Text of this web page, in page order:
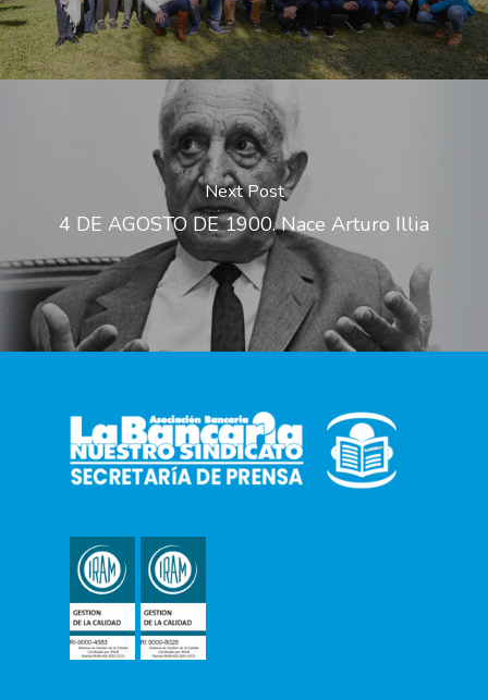
Next Post
4 DE AGOSTO DE 1900. Nace Arturo Illia